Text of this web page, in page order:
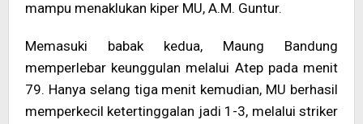
mampu menaklukan kiper MU, A.M. Guntur.
Memasuki babak kedua, Maung Bandung
memperlebar keunggulan melalui Atep pada menit
79. Hanya selang tiga menit kemudian, MU berhasil
memperkecil ketertinggalan jadi 1-3, melalui striker